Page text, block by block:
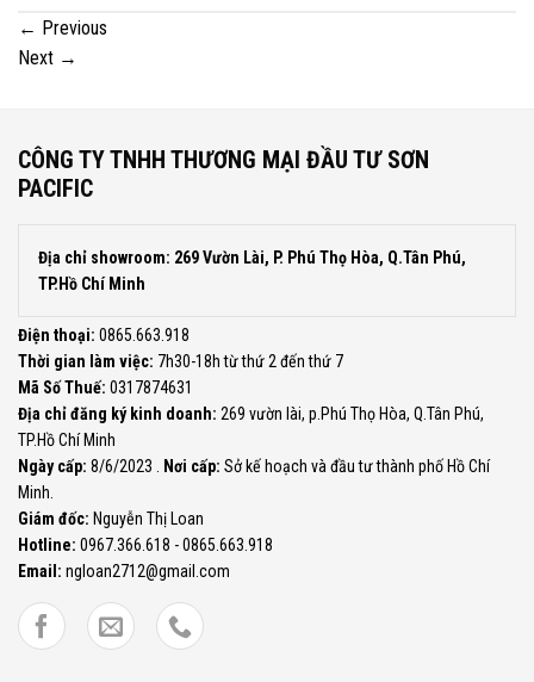
← Previous
Next →
CÔNG TY TNHH THƯƠNG MẠI ĐẦU TƯ SƠN
PACIFIC
Địa chỉ showroom: 269 Vườn Lài, P. Phú Thọ Hòa, Q.Tân Phú,
TP.Hồ Chí Minh
Điện thoại: 0865.663.918
Thời gian làm việc: 7h30-18h từ thứ 2 đến thứ 7
Mã Số Thuế: 0317874631
Địa chỉ đăng ký kinh doanh: 269 vườn lài, p.Phú Thọ Hòa, Q.Tân Phú,
TP.Hồ Chí Minh
Ngày cấp: 8/6/2023 . Nơi cấp: Sở kế hoạch và đầu tư thành phố Hồ Chí
Minh.
Giám đốc: Nguyễn Thị Loan
Hotline: 0967.366.618 - 0865.663.918
Email: ngloan2712@gmail.com